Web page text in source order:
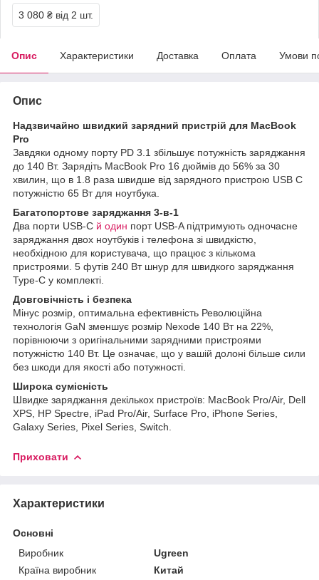
3 080 ₴ від 2 шт.
Опис Характеристики Доставка Оплата Умови
Опис
Надзвичайно швидкий зарядний пристрій для MacBook
Pro
Завдяки одному порту PD 3.1 збільшує потужність заряджання
до 140 Вт. Зарядіть MacBook Pro 16 дюймів до 56% за 30
хвилин, що в 1.8 раза швидше від зарядного пристрою USB C
потужністю 65 Вт для ноутбука.
Багатопортове заряджання 3-в-1
Два порти USB-C й один порт USB-A підтримують одночасне
заряджання двох ноутбуків і телефона зі швидкістю,
необхідною для користувача, що працює з кількома
пристроями. 5 футів 240 Вт шнур для швидкого заряджання
Type-C у комплекті.
Довговічність і безпека
Мінус розмір, оптимальна ефективність Революційна
технологія GaN зменшує розмір Nexode 140 Вт на 22%,
порівнюючи з оригінальними зарядними пристроями
потужністю 140 Вт. Це означає, що у вашій долоні більше сили
без шкоди для якості або потужності.
Широка сумісність
Швидке заряджання декількох пристроїв: MacBook Pro/Air, Dell
XPS, HP Spectre, iPad Pro/Air, Surface Pro, iPhone Series,
Galaxy Series, Pixel Series, Switch.
Приховати
Характеристики
Основні
Виробник
Ugreen
Країна виробник
Китай